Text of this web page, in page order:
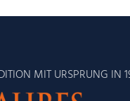
MIT URSPRUNG IN